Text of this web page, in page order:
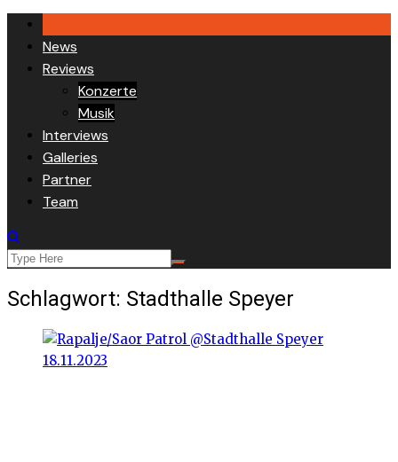
Skip
content
News
Reviews
Konzerte
Musik
Interviews
Galleries
Partner
Team
Schlagwort: Stadthalle Speyer